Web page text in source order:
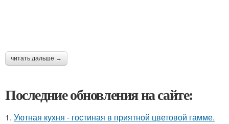
читать дальше →
Последние обновления на сайте:
1. Уютная кухня - гостиная в приятной цветовой гамме.